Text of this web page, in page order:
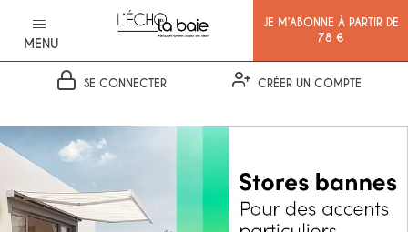
MENU
JE M’ABONNE À PARTIR DE
78 €
SE CONNECTER CRÉER UN COMPTE